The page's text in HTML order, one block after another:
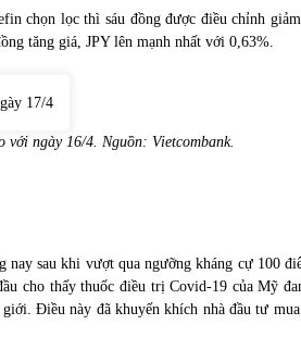
chọn lọc thì sáu đồng được điều chỉnh
tăng giá, JPY lên mạnh nhất với 0,63%.
với ngày 16/4. Nguồn: Vietcombank.
sau khi vượt qua ngưỡng kháng cự 100
cho thấy thuốc điều trị Covid-19 của Mỹ
Điều này đã khuyến khích nhà đầu tư